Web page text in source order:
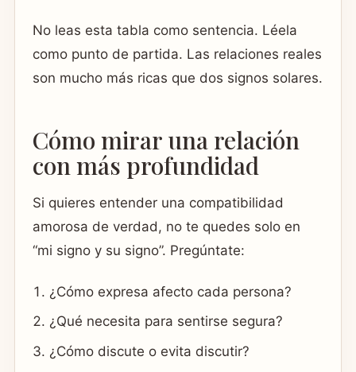
No leas esta tabla como sentencia. Léela
como punto de partida. Las relaciones reales
son mucho más ricas que dos signos solares.
Cómo mirar una relación
con más profundidad
Si quieres entender una compatibilidad
amorosa de verdad, no te quedes solo en
“mi signo y su signo”. Pregúntate:
¿Cómo expresa afecto cada persona?
¿Qué necesita para sentirse segura?
¿Cómo discute o evita discutir?